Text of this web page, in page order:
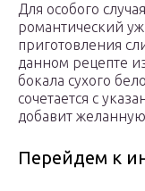
Для особого
романтический
приготовления
данном рецепте
бокала сухого
сочетается с
добавит
Перейдем к